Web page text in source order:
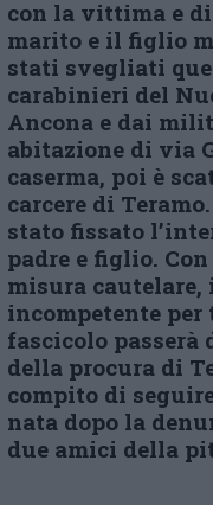
con la vittima e
marito e il figlio
stati svegliati
carabinieri del
Ancona e dai
abitazione di via
caserma, poi è
carcere di
stato fissato
padre e figlio.
misura cautelare,
incompetente
fascicolo
della procura di
compito di
nata dopo la
due amici della